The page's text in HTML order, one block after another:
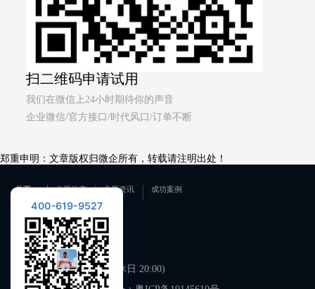
扫二维码申请试用
我们在微信上24小时期待你的声音
企业微信/官方接口/时代风口/订单不断
郑重申明：文章版权归微企所有，转载请注明出处！
首页 公司动态 业界资讯 成功案例
联系我们
400-619-9527
工作日 09:00-21:00 (双休日 20:00)
400-619-9527